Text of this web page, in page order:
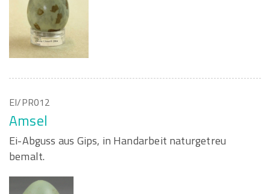
EI/PR012
Amsel
Ei-Abguss aus Gips, in Handarbeit naturgetreu
bemalt.